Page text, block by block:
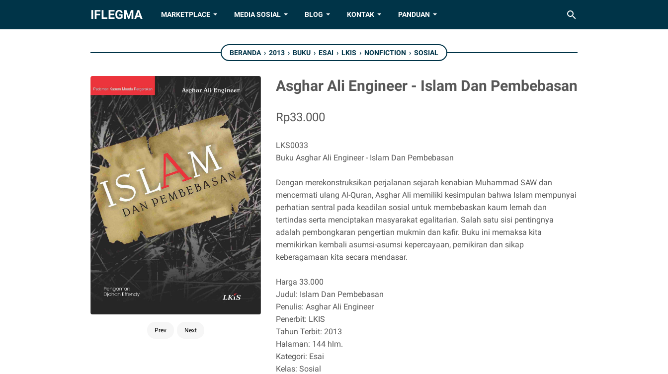
IFLEGMA MARKETPLACE MEDIA SOSIAL BLOG KONTAK PANDUAN
BERANDA › 2013 › BUKU › ESAI › LKIS › NONFICTION › SOSIAL
Asghar Ali Engineer - Islam Dan Pembebasan
Prev Next
Rp33.000
LKS0033
Buku Asghar Ali Engineer - Islam Dan Pembebasan
Dengan merekonstruksikan perjalanan sejarah kenabian Muhammad SAW dan
mencermati ulang Al-Quran, Asghar Ali memiliki kesimpulan bahwa Islam mempunyai
perhatian sentral pada keadilan sosial untuk membebaskan kaum lemah dan
tertindas serta menciptakan masyarakat egalitarian. Salah satu sisi pentingnya
adalah pembongkaran pengertian mukmin dan kafir. Buku ini memaksa kita
memikirkan kembali asumsi-asumsi kepercayaan, pemikiran dan sikap
keberagamaan kita secara mendasar.
Harga 33.000
Judul: Islam Dan Pembebasan
Penulis: Asghar Ali Engineer
Penerbit: LKIS
Tahun Terbit: 2013
Halaman: 144 hlm.
Kategori: Esai
Kelas: Sosial